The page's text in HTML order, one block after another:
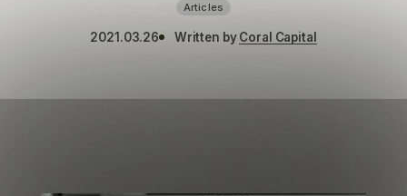
Articles
2021.03.26 Written byCoral Capital